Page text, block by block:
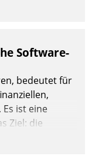
Software-
bedeutet für
ist eine
Ziel: die
Damit
Grundregeln